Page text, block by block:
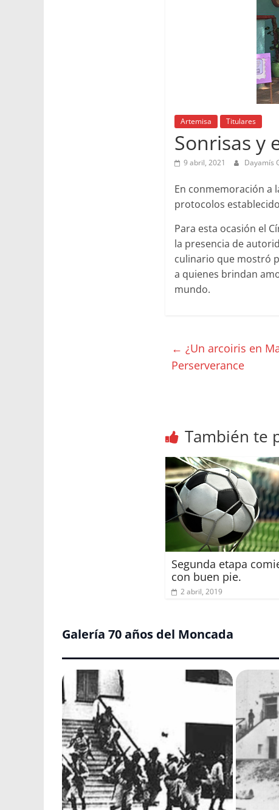
Artemisa Titulares
Sonrisas y
9 abril, 2021 Dayamís
En conmemoración a
protocolos
Para esta ocasión el
la presencia de
culinario que mostró
a quienes brindan
mundo.
← ¿Un arcoiris en
Perserverance
También te
Segunda etapa
con buen pie.
2 abril, 2019
Galería 70 años del Moncada